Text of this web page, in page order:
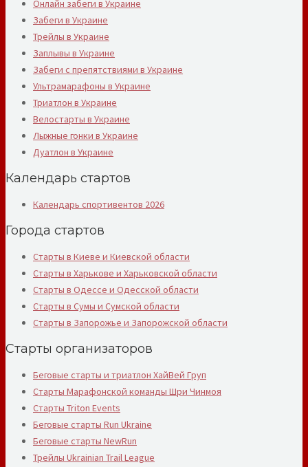
Онлайн забеги в Украине
Забеги в Украине
Трейлы в Украине
Заплывы в Украине
Забеги с препятствиями в Украине
Ультрамарафоны в Украине
Триатлон в Украине
Велостарты в Украине
Лыжные гонки в Украине
Дуатлон в Украине
Календарь стартов
Календарь спортивентов 2026
Города стартов
Старты в Киеве и Киевской области
Старты в Харькове и Харьковской области
Старты в Одессе и Одесской области
Старты в Сумы и Сумской области
Старты в Запорожье и Запорожской области
Старты организаторов
Беговые старты и триатлон ХайВей Груп
Старты Марафонской команды Шри Чинмоя
Старты Triton Events
Беговые старты Run Ukraine
Беговые старты NewRun
Трейлы Ukrainian Trail League